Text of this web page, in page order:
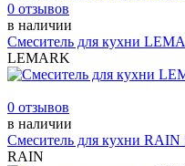
0 отзывов
в наличии
Смеситель для кухни
LEMARK
0 отзывов
в наличии
Смеситель для кухни RAIN
RAIN